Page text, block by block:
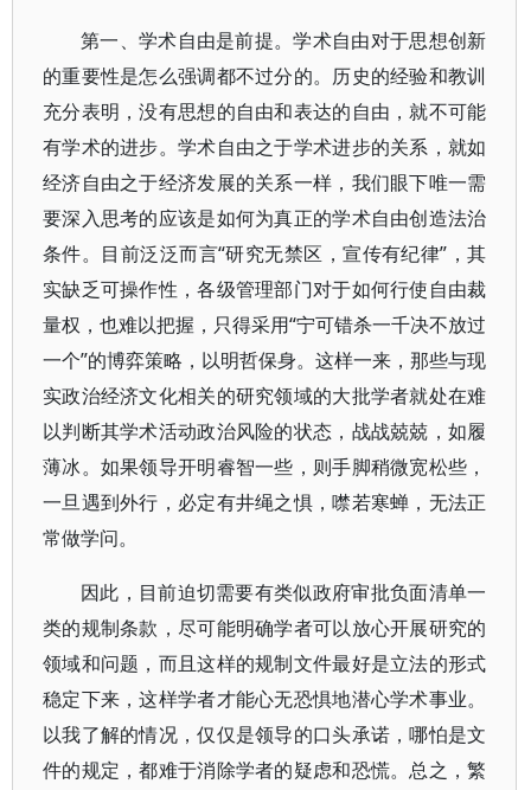
第一、学术自由是前提。学术自由对于思想创新
的重要性是怎么强调都不过分的。历史的经验和教训
充分表明，没有思想的自由和表达的自由，就不可能
有学术的进步。学术自由之于学术进步的关系，就如
经济自由之于经济发展的关系一样，我们眼下唯一需
要深入思考的应该是如何为真正的学术自由创造法治
条件。目前泛泛而言“研究无禁区，宣传有纪律”，其
实缺乏可操作性，各级管理部门对于如何行使自由裁
量权，也难以把握，只得采用“宁可错杀一千决不放过
一个”的博弈策略，以明哲保身。这样一来，那些与现
实政治经济文化相关的研究领域的大批学者就处在难
以判断其学术活动政治风险的状态，战战兢兢，如履
薄冰。如果领导开明睿智一些，则手脚稍微宽松些，
一旦遇到外行，必定有井绳之惧，噤若寒蝉，无法正
常做学问。
因此，目前迫切需要有类似政府审批负面清单一
类的规制条款，尽可能明确学者可以放心开展研究的
领域和问题，而且这样的规制文件最好是立法的形式
稳定下来，这样学者才能心无恐惧地潜心学术事业。
以我了解的情况，仅仅是领导的口头承诺，哪怕是文
件的规定，都难于消除学者的疑虑和恐慌。总之，繁